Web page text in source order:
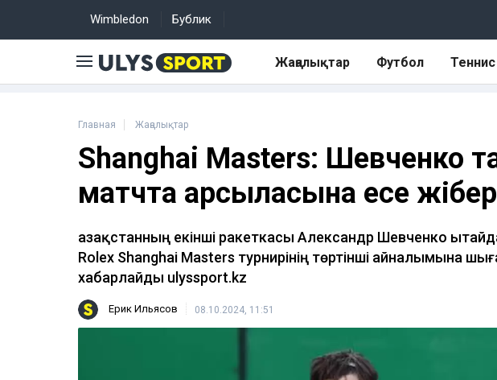
Wimbledon Бублик
Жаңалықтар Футбол Теннис
Главная Жаңалықтар
Shanghai Masters: Шевченко
матчта қарсыласына есе
Қазақстанның екінші ракеткасы Александр Шевченко
Rolex Shanghai Masters турнирінің төртінші айналымына
хабарлайды ulyssport.kz
Ерик Ильясов 08.10.2024, 11:51